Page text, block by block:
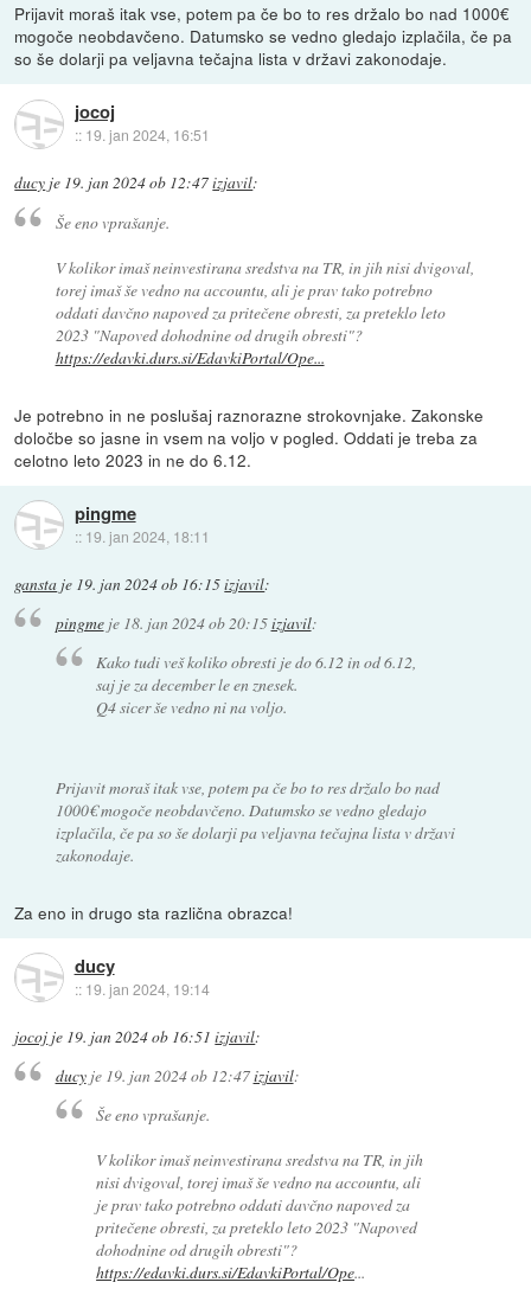
Prijavit moraš itak vse, potem pa če bo to res držalo bo nad 1000€
mogoče neobdavčeno. Datumsko se vedno gledajo izplačila, če pa
so še dolarji pa veljavna tečajna lista v državi zakonodaje.
jocoj
:: 19. jan 2024, 16:51
ducy je 19. jan 2024 ob 12:47izjavil:
Še eno vprašanje.
V kolikor imaš neinvestirana sredstva na TR, in jih nisi dvigoval,
torej imaš še vedno na accountu, ali je prav tako potrebno
oddati davčno napoved za pritečene obresti, za preteklo leto
2023 "Napoved dohodnine od drugih obresti"?
https://edavki.durs.si/EdavkiPortal/Ope...
Je potrebno in ne poslušaj raznorazne strokovnjake. Zakonske
določbe so jasne in vsem na voljo v pogled. Oddati je treba za
celotno leto 2023 in ne do 6.12.
pingme
:: 19. jan 2024, 18:11
gansta je 19. jan 2024 ob 16:15izjavil:
pingmeje 18. jan 2024 ob 20:15izjavil:
Kako tudi veš koliko obresti je do 6.12 in od 6.12,
saj je za december le en znesek.
Q4 sicer še vedno ni na voljo.
Prijavit moraš itak vse, potem pa če bo to res držalo bo nad
1000€ mogoče neobdavčeno. Datumsko se vedno gledajo
izplačila, če pa so še dolarji pa veljavna tečajna lista v državi
zakonodaje.
Za eno in drugo sta različna obrazca!
ducy
:: 19. jan 2024, 19:14
jocoj je 19. jan 2024 ob 16:51 izjavil:
ducyje 19. jan 2024 ob 12:47izjavil:
Še eno vprašanje.
V kolikor imaš neinvestirana sredstva na TR, in jih
nisi dvigoval, torej imaš še vedno na accountu, ali
je prav tako potrebno oddati davčno napoved za
pritečene obresti, za preteklo leto 2023 "Napoved
dohodnine od drugih obresti"?
https://edavki.durs.si/EdavkiPortal/Ope...